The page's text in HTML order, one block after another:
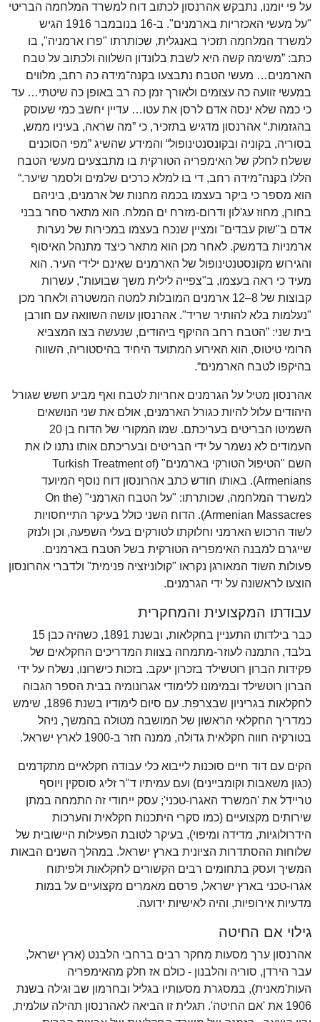
על פי יומנו, נתבקש אהרנסון לכתוב דוח למשרד המלחמה הבריטי
"על מעשי האכזריות בארמנים". ב-16 בנובמבר 1916 הגיש
למשרד המלחמה תזכיר באנגלית, שכותרתו "פרו ארמניה", בו
כתב: ”משימה קשה היא לשבת בלונדון השלווה ולכתוב על טבח
הארמנים… מעשי הטבח נתבצעו בקנה־מידה כה רחב, מלווים
במעשי זוועה כה עצומים ולאורך זמן כה רב באופן כה שיטתי… עד
כי כמה שלא ינסה אדם לרסן את עטו… עדיין יחשב כמי שעוסק
בהגזמות.“ אהרנסון מדגיש בתזכיר, כי ”מה שראה, בעיניו ממש,
בסוריה, בקוניה ובקונסנטינופול“ והמידע שהשיג ”מפי הסוכנים
ששלח לחלק של האימפריה הטורקית בו מתבצעים מעשי הטבח
הללו בקנה־מידה רחב, די בו למלא כרכים שלמים ולסמר שיער.“
הוא מספר כי ביקר בעצמו בכמה מחנות של ארמנים, ביניהם
בחורן, מחוז עג'לון ודרום-מזרח ים המלח. הוא מתאר סחר בבני
אדם ב"שוק עבדים" ומציין שנכח בעצמו במכירות של נערות
ארמניות בדמשק. לאחר מכן הוא מתאר כיצד מתנהל האיסוף
והגירוש מקונסטנטינופול של הארמנים שאינם ילידי העיר. הוא
מעיד כי ראה בעצמו, ב"צפייה לילית משך שבועות", עשרות
קבוצות של 8–12 ארמנים המובלות למטה המשטרה ולאחר מכן
"נעלמות בלא להותיר שריד". אהרנסון עושה השוואה עם חורבן
בית שני: ”הטבח רחב ההיקף ביהודים, שנעשה בצו המצביא
הרומי טיטוס, הוא האירוע המתועד היחיד בהיסטוריה, השווה
בהיקפו לטבח הארמנים“.
אהרנסון מטיל על הגרמנים אחריות לטבח ואף מביע חשש שגורל
היהודים עלול להיות כגורל הארמנים, אולם את שני הנושאים
השמיטו הבריטים בעריכתם. שמו המקורי של הדוח בן 20
העמודים לא נשמר על ידי הבריטים ובעריכתם אותו נתנו לו את
השם "הטיפול הטורקי בארמנים" (Turkish Treatment of
Armenians). באותו חודש כתב אהרונסון דוח נוסף המיועד
למשרד המלחמה, שכותרתו: "על הטבח הארמני" (On the
Armenian Massacres). הדוח השני כולל בעיקר התייחסויות
לשוד הרכוש הארמני וחלוקתו לטורקים בעלי השפעה, וכן ולנזק
שייגרם למבנה האימפריה הטורקית בשל הטבח בארמנים.
פעולות השוד המאורגן נקראו "קולוניזציה פנימית" ולדברי אהרונסון
הוצעו לראשונה על ידי הגרמנים.
עבודתו המקצועית והמחקרית
כבר בילדותו התעניין בחקלאות, ובשנת 1891, כשהיה כבן 15
בלבד, התמנה לעוזר-מתמחה בצוות המדריכים החקלאים של
פקידות הברון רוטשילד בזכרון יעקב. בזכות כישרונו, נשלח על ידי
הברון רוטשילד ובמימונו ללימודי אגרונומיה בבית הספר הגבוה
לחקלאות בגריניון שבצרפת. עם סיום לימודיו בשנת 1896, שימש
כמדריך החקלאי הראשון של המושבה מטולה בהמשך, ניהל
בטורקיה חווה חקלאית גדולה, ממנה חזר ב-1900 לארץ ישראל.
הקים עם דוד חיים סוכנות לייבוא כלי עבודה חקלאיים מתקדמים
(כגון משאבות וקומביינים) ועם עמיתיו ד"ר זליג סוסקין ויוסף
טריידל את 'המשרד האגרו-טכני'; עסק ייחודי זה התמחה במתן
שירותים מקצועיים (כמו סקרי היתכנות חקלאית והערכות
הידרולוגיות, מדידה ומיפוי), בעיקר לטובת הפעילות היישובית של
שלוחות ההסתדרות הציונית בארץ ישראל. במהלך השנים הבאות
המשיך ועסק בתחומים רבים הקשורים לחקלאות ולפיתוח
אגרו-טכני בארץ ישראל, פרסם מאמרים מקצועיים על במות
מדעיות אירופיות, והיה לאישיות ידועה.
גילוי אם החיטה
אהרנסון ערך מסעות מחקר רבים ברחבי הלבנט (ארץ ישראל,
עבר הירדן, סוריה והלבנון - כולם אז חלק מהאימפריה
העות'מאנית), במסגרת מסעותיו בגליל ובחרמון שב וגילה בשנת
1906 את 'אם החיטה'. תגלית זו הביאה לאהרנסון תהילה עולמית,